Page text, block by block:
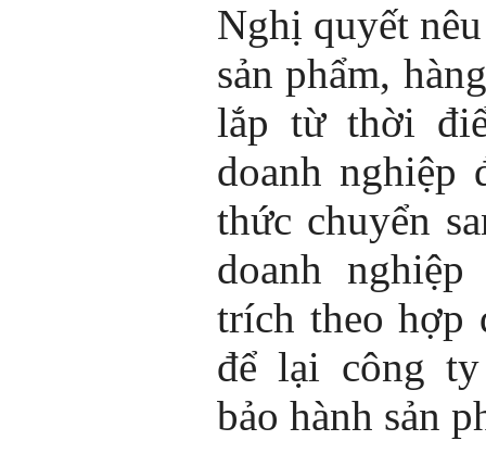
Nghị quyết
sản phẩm,
lắp từ thời
doanh nghiệp
thức chuyển
doanh
trích theo hợp
để lại công
bảo hành sản